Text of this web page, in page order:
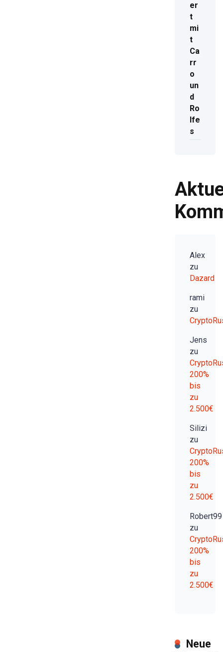
er
t
mi
t
Ca
rr
o
un
d
Ro
lfe
s
Alex
zu
Dazard
rami
zu
Jens
zu
200%
bis
zu
2.500€
Silizi
zu
200%
bis
zu
2.500€
Robert99
zu
200%
bis
zu
2.500€
Neue